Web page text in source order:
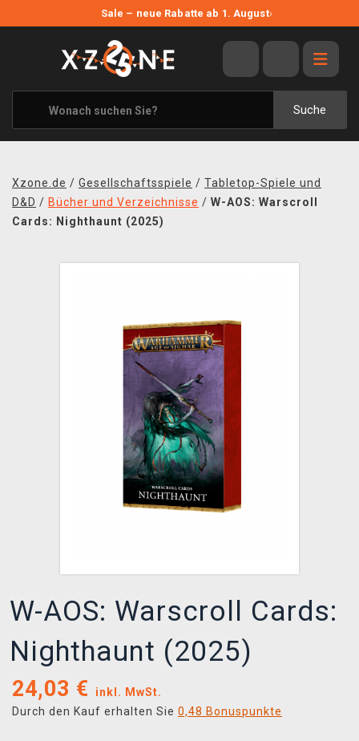
Sale – neue Rabatte ab 1. August›
Suche
ANGEBOTE
ALLE MARKEN
XZONE ORIGINALS
KLEIDUNG & ACCESSOIRES
BÜCHER & COMICS
Xzone.de / Gesellschaftsspiele / Tabletop-Spiele und
D&D / Bücher und Verzeichnisse / W-AOS: Warscroll
Cards: Nighthaunt (2025)
W-AOS: Warscroll Cards:
Nighthaunt (2025)
24,03 €
inkl. MwSt.
Durch den Kauf erhalten Sie 0,48 Bonuspunkte